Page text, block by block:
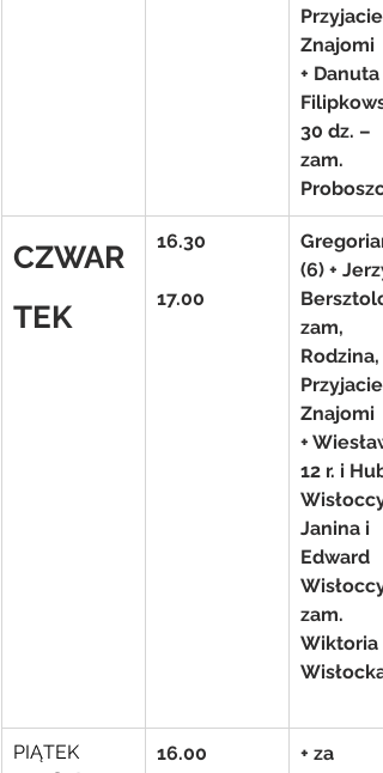
Znajomi
+ Danuta
30 dz. –
zam.
Proboszcz
CZWAR
TEK
16.30
17.00
(6) +
zam,
Rodzina,
Znajomi
+
12 r. i
Wisłoccy,
Janina i
Edward
zam.
Wiktoria
Wisłocka
PIĄTEK
16.00
+ za